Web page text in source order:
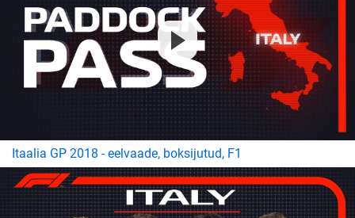
Itaalia GP 2018 - eelvaade, boksijutud, F1